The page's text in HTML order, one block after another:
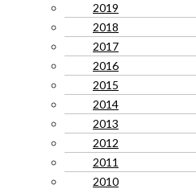
2019
2018
2017
2016
2015
2014
2013
2012
2011
2010